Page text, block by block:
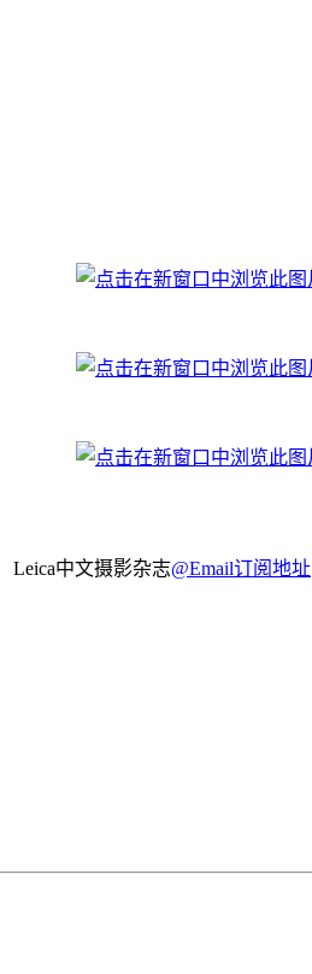
Leica中文摄影杂志@Email订阅地址